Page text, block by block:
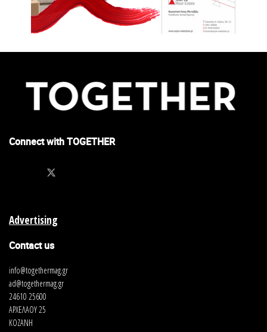
Connect with TOGETHER
Advertising
Contact us
info@togethermag.gr
ad@togethermag.gr
24610 25600
ΑΡΧΕΛΑΟΥ 25
ΚΟΖΑΝΗ